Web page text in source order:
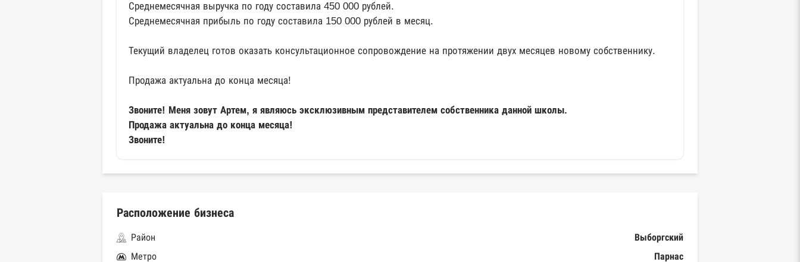
Среднемесячная выручка по году составила 450 000 рублей.
Среднемесячная прибыль по году составила 150 000 рублей в месяц.
Текущий владелец готов оказать консультационное сопровождение на протяжении двух месяцев новому собственнику.
Продажа актуальна до конца месяца!
Звоните! Меня зовут Артем, я являюсь эксклюзивным представителем собственника данной школы.
Продажа актуальна до конца месяца!
Звоните!
Расположение бизнеса
Район
Выборгский
Метро
Парнас